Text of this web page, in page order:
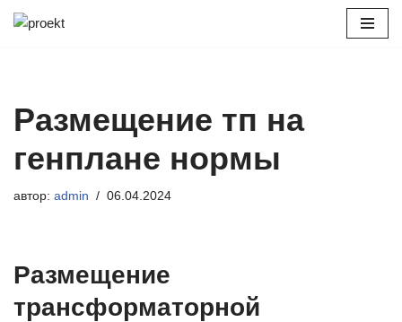
Размещение тп на
генплане нормы
автор: admin 06.04.2024
Размещение
трансформаторной